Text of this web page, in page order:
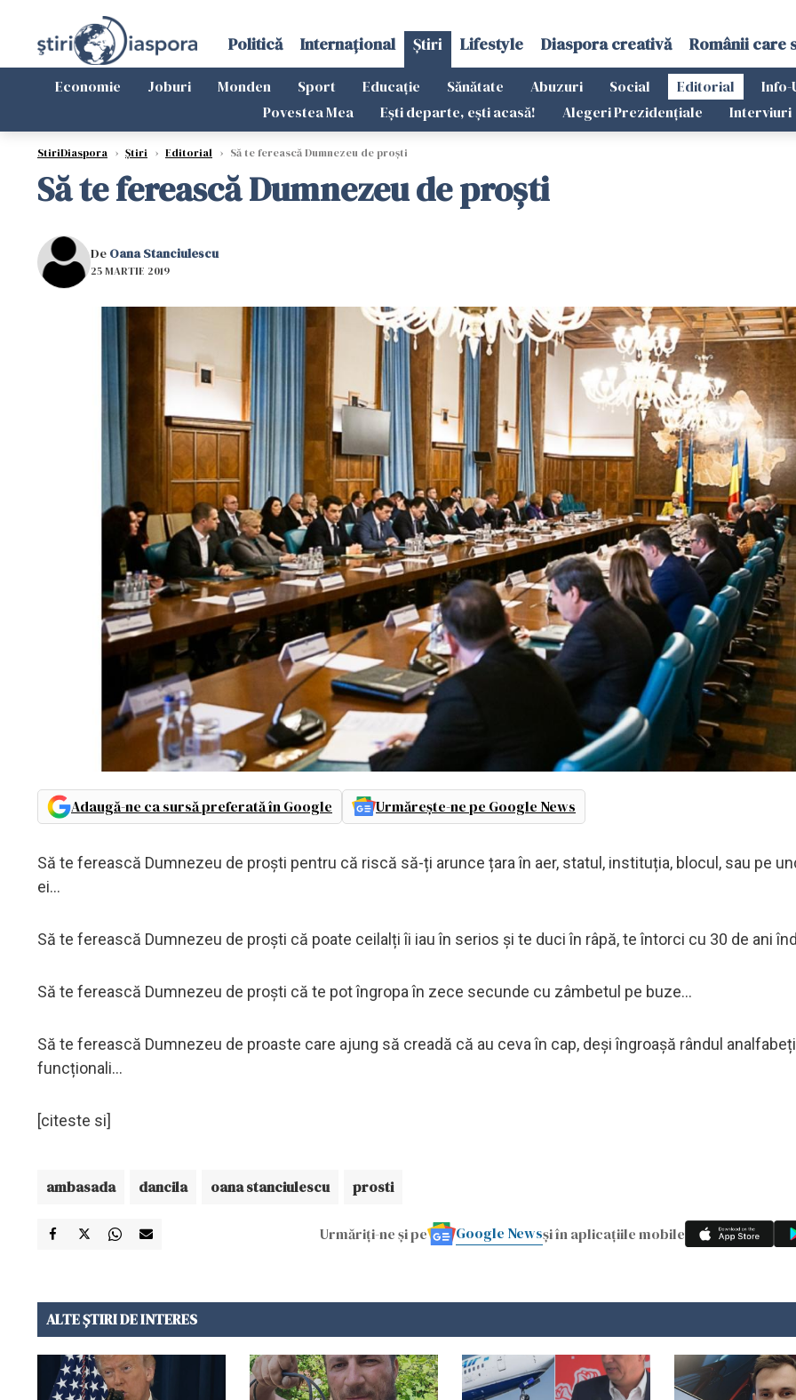
Politică Internațional Știri Lifestyle Diaspora creativă Românii care
Economie Joburi Monden Sport Educație Sănătate Abuzuri Social Editorial Info-
Povestea Mea
Ești departe, ești acasă! Alegeri Prezidențiale Interviuri
StiriDiaspora › Știri › Editorial › Să te ferească Dumnezeu de proști
Să te ferească Dumnezeu de proști
De Oana Stanciulescu
25 MARTIE 2019
Adaugă-ne ca sursă preferată în Google Urmărește-ne pe Google News
Să te ferească Dumnezeu de proști pentru că riscă să-ți arunce țara în aer, statul, instituția, blocul, sau pe
ei...
Să te ferească Dumnezeu de proști că poate ceilalți îi iau în serios și te duci în râpă, te întorci cu 30 de ani
Să te ferească Dumnezeu de proști că te pot îngropa în zece secunde cu zâmbetul pe buze...
Să te ferească Dumnezeu de proaste care ajung să creadă că au ceva în cap, deși îngroașă rândul
funcționali...
[citeste si]
ambasada dancila oana stanciulescu prosti
Urmăriți-ne și pe Google Newsși în aplicațiile mobile
ALTE ȘTIRI DE INTERES